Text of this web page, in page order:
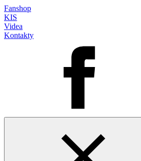
Fanshop
KIS
Videa
Kontakty